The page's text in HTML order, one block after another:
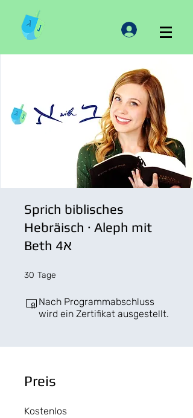
Sprich biblisches
Hebräisch · Aleph mit
Beth 4א
30 Tage
Nach Programmabschluss
wird ein Zertifikat ausgestellt.
Preis
Kostenlos